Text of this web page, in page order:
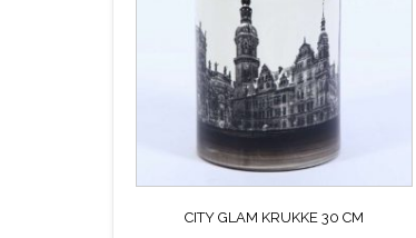
CITY GLAM KRUKKE 30 CM